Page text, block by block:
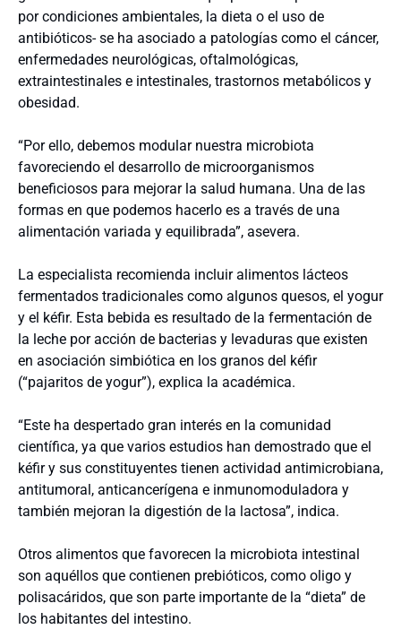
por condiciones ambientales, la dieta o el uso de
antibióticos- se ha asociado a patologías como el cáncer,
enfermedades neurológicas, oftalmológicas,
extraintestinales e intestinales, trastornos metabólicos y
obesidad.
“Por ello, debemos modular nuestra microbiota
favoreciendo el desarrollo de microorganismos
beneficiosos para mejorar la salud humana. Una de las
formas en que podemos hacerlo es a través de una
alimentación variada y equilibrada”, asevera.
La especialista recomienda incluir alimentos lácteos
fermentados tradicionales como algunos quesos, el yogur
y el kéfir. Esta bebida es resultado de la fermentación de
la leche por acción de bacterias y levaduras que existen
en asociación simbiótica en los granos del kéfir
(“pajaritos de yogur”), explica la académica.
“Este ha despertado gran interés en la comunidad
científica, ya que varios estudios han demostrado que el
kéfir y sus constituyentes tienen actividad antimicrobiana,
antitumoral, anticancerígena e inmunomoduladora y
también mejoran la digestión de la lactosa”, indica.
Otros alimentos que favorecen la microbiota intestinal
son aquéllos que contienen prebióticos, como oligo y
polisacáridos, que son parte importante de la “dieta” de
los habitantes del intestino.